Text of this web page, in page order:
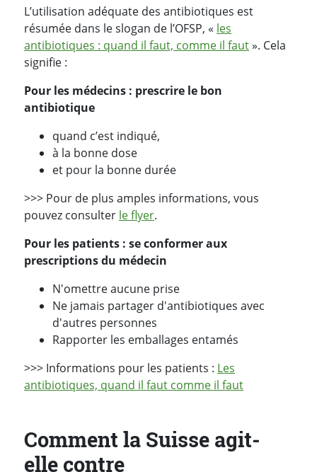
L’utilisation adéquate des antibiotiques est
résumée dans le slogan de l’OFSP, « les
antibiotiques : quand il faut, comme il faut». Cela
signifie :
Pour les médecins : prescrire le bon
antibiotique
quand c’est indiqué,
à la bonne dose
et pour la bonne durée
>>> Pour de plus amples informations, vous
pouvez consulter le flyer.
Pour les patients : se conformer aux
prescriptions du médecin
N'omettre aucune prise
Ne jamais partager d'antibiotiques avec
d'autres personnes
Rapporter les emballages entamés
>>> Informations pour les patients : Les
antibiotiques, quand il faut comme il faut
Comment la Suisse agit-
elle contre